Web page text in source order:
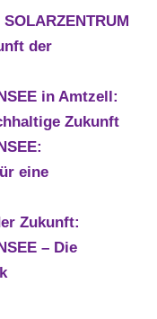
der
in Amtzell:
Zukunft
eine
Zukunft:
– Die